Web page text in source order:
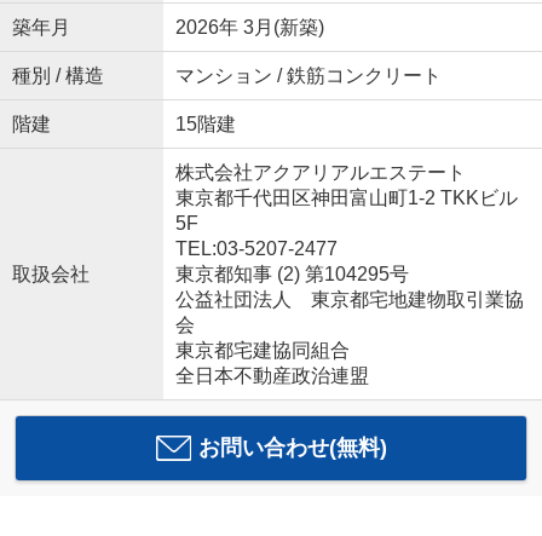
築年月 2026年 3月(新築)
種別 / 構造 マンション / 鉄筋コンクリート
階建 15階建
取扱会社
株式会社アクアリアルエステート
東京都千代田区神田富山町1-2 TKKビル
5F
TEL:03-5207-2477
東京都知事 (2) 第104295号
公益社団法人 東京都宅地建物取引業協
会
東京都宅建協同組合
全日本不動産政治連盟
お問い合わせ(無料)